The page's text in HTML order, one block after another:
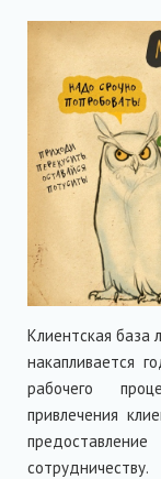
Клиентская база
накапливается
рабочего
привлечения